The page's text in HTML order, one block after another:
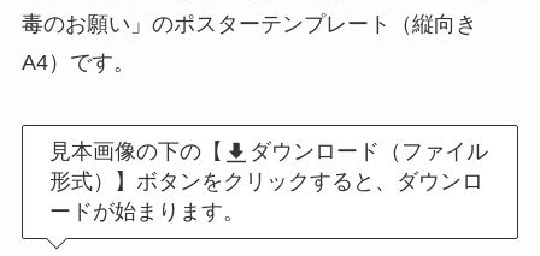
毒のお願い」のポスターテンプレート（縦向き
A4）です。
見本画像の下の【
ダウンロード（ファイル
形式）】ボタンをクリックすると、ダウンロ
ードが始まります。